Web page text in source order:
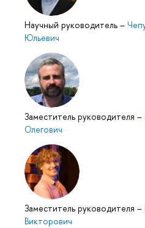
Научный руководитель –
Юльевич
Заместитель руководителя –
Олегович
Заместитель руководителя –
Викторович